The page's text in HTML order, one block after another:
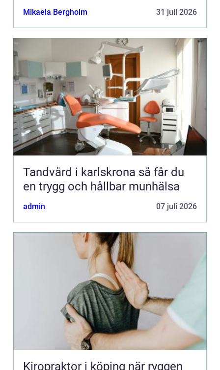
Mikaela Bergholm 31 juli 2026
Tandvård i karlskrona så får du
en trygg och hållbar munhälsa
admin 07 juli 2026
Kiropraktor i köping när ryggen